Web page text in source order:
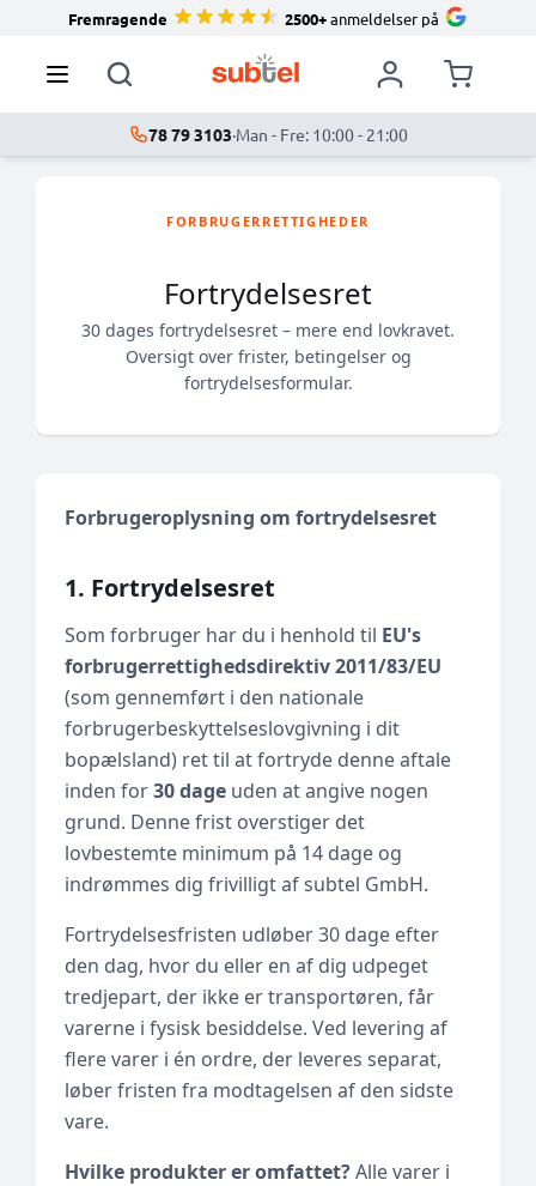
Fremragende 2500+anmeldelser på
78 79 3103·Man - Fre: 10:00 - 21:00
FORBRUGERRETTIGHEDER
Fortrydelsesret
30 dages fortrydelsesret – mere end lovkravet.
Oversigt over frister, betingelser og
fortrydelsesformular.
Forbrugeroplysning om fortrydelsesret
1. Fortrydelsesret
Som forbruger har du i henhold til EU's
forbrugerrettighedsdirektiv 2011/83/EU
(som gennemført i den nationale
forbrugerbeskyttelseslovgivning i dit
bopælsland) ret til at fortryde denne aftale
inden for30 dage uden at angive nogen
grund. Denne frist overstiger det
lovbestemte minimum på 14 dage og
indrømmes dig frivilligt af subtel GmbH.
Fortrydelsesfristen udløber 30 dage efter
den dag, hvor du eller en af dig udpeget
tredjepart, der ikke er transportøren, får
varerne i fysisk besiddelse. Ved levering af
flere varer i én ordre, der leveres separat,
løber fristen fra modtagelsen af den sidste
vare.
Hvilke produkter er omfattet?Alle varer i